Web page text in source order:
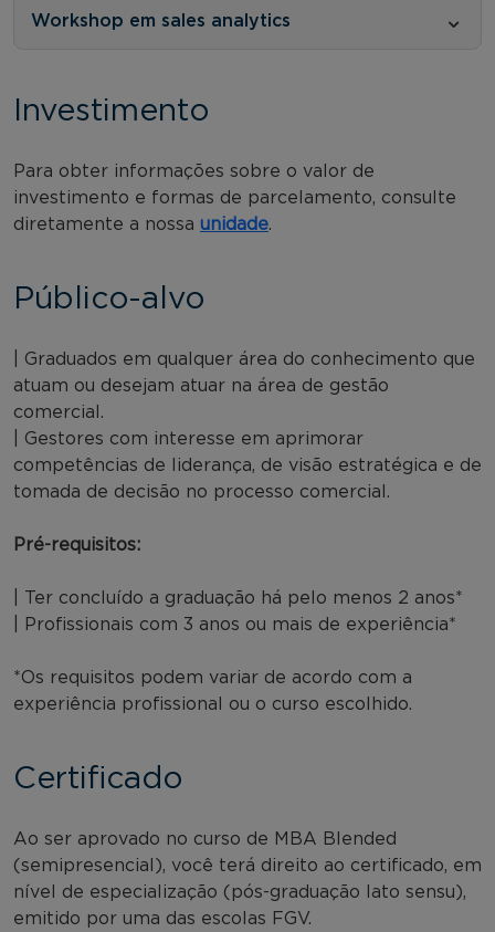
Workshop em sales analytics
Investimento
Para obter informações sobre o valor de
investimento e formas de parcelamento, consulte
diretamente a nossa unidade.
Público-alvo
| Graduados em qualquer área do conhecimento que
atuam ou desejam atuar na área de gestão
comercial.
| Gestores com interesse em aprimorar
competências de liderança, de visão estratégica e de
tomada de decisão no processo comercial.
Pré-requisitos:
| Ter concluído a graduação há pelo menos 2 anos*
| Profissionais com 3 anos ou mais de experiência*
*Os requisitos podem variar de acordo com a
experiência profissional ou o curso escolhido.
Certificado
Ao ser aprovado no curso de MBA Blended
(semipresencial), você terá direito ao certificado, em
nível de especialização (pós-graduação lato sensu),
emitido por uma das escolas FGV.